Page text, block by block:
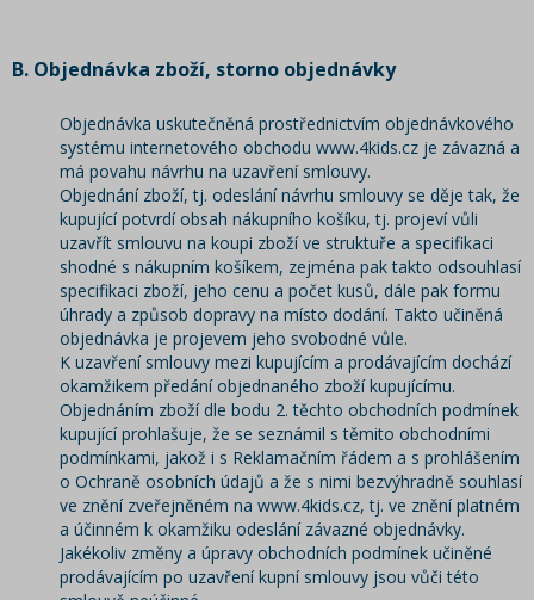
B. Objednávka zboží, storno objednávky
Objednávka uskutečněná prostřednictvím objednávkového
systému internetového obchodu www.4kids.cz je závazná a
má povahu návrhu na uzavření smlouvy.
Objednání zboží, tj. odeslání návrhu smlouvy se děje tak, že
kupující potvrdí obsah nákupního košíku, tj. projeví vůli
uzavřít smlouvu na koupi zboží ve struktuře a specifikaci
shodné s nákupním košíkem, zejména pak takto odsouhlasí
specifikaci zboží, jeho cenu a počet kusů, dále pak formu
úhrady a způsob dopravy na místo dodání. Takto učiněná
objednávka je projevem jeho svobodné vůle.
K uzavření smlouvy mezi kupujícím a prodávajícím dochází
okamžikem předání objednaného zboží kupujícímu.
Objednáním zboží dle bodu 2. těchto obchodních podmínek
kupující prohlašuje, že se seznámil s těmito obchodními
podmínkami, jakož i s Reklamačním řádem a s prohlášením
o Ochraně osobních údajů a že s nimi bezvýhradně souhlasí
ve znění zveřejněném na www.4kids.cz, tj. ve znění platném
a účinném k okamžiku odeslání závazné objednávky.
Jakékoliv změny a úpravy obchodních podmínek učiněné
prodávajícím po uzavření kupní smlouvy jsou vůči této